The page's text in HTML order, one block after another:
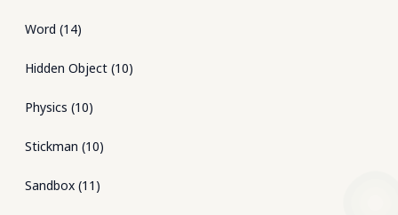
Word (14)
Hidden Object (10)
Physics (10)
Stickman (10)
Sandbox (11 )